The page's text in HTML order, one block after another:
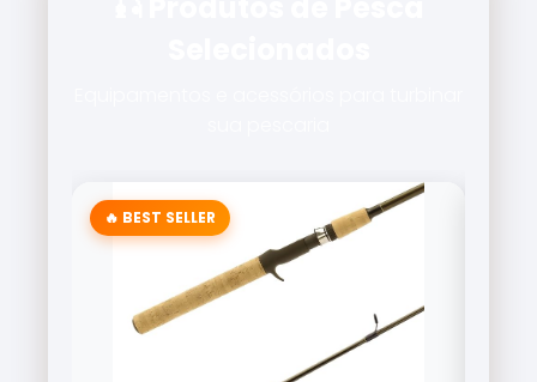
🔥 BEST SELLER